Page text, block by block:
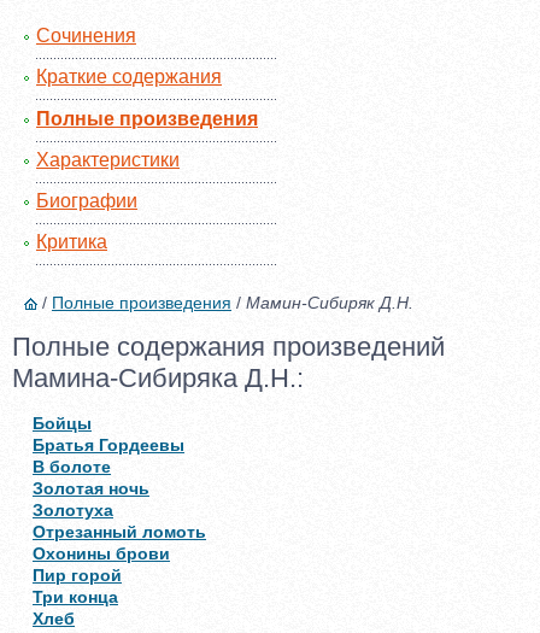
Сочинения
Краткие содержания
Полные произведения
Характеристики
Биографии
Критика
/ Полные произведения / Мамин-Сибиряк Д.Н.
Полные содержания произведений
Мамина-Сибиряка Д.Н.:
Бойцы
Братья Гордеевы
В болоте
Золотая ночь
Золотуха
Отрезанный ломоть
Охонины брови
Пир горой
Три конца
Хлеб